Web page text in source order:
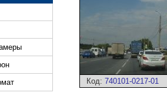
Код: 740101-0217-01